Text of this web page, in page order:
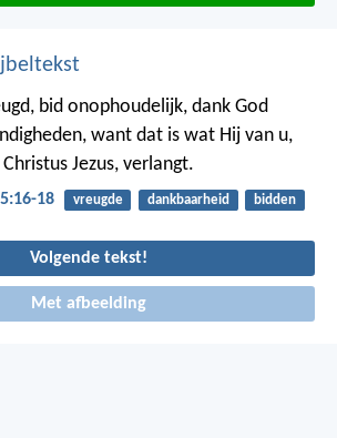
bid onophoudelijk, dank God
want dat is wat Hij van u,
Jezus, verlangt.
18 vreugde dankbaarheid bidden
Volgende tekst!
Met afbeelding